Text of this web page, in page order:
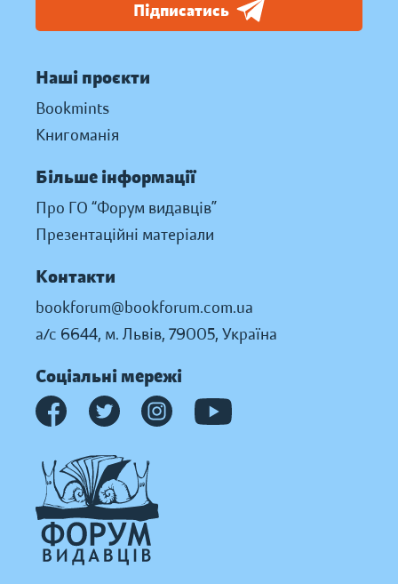
Підписатись
Наші проєкти
Bookmints
Книгоманія
Більше інформації
Про ГО “Форум видавців”
Презентаційні матеріали
Контакти
bookforum@bookforum.com.ua
а/с 6644, м. Львів, 79005, Україна
Соціальні мережі